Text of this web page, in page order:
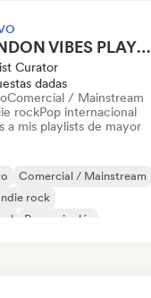
LONDON VIBES PLAYLIST
Curator
dadas
Comercial / Mainstream
rockPop internacional
a mis playlists de mayor
Comercial / Mainstream
rock
Rap en inglés